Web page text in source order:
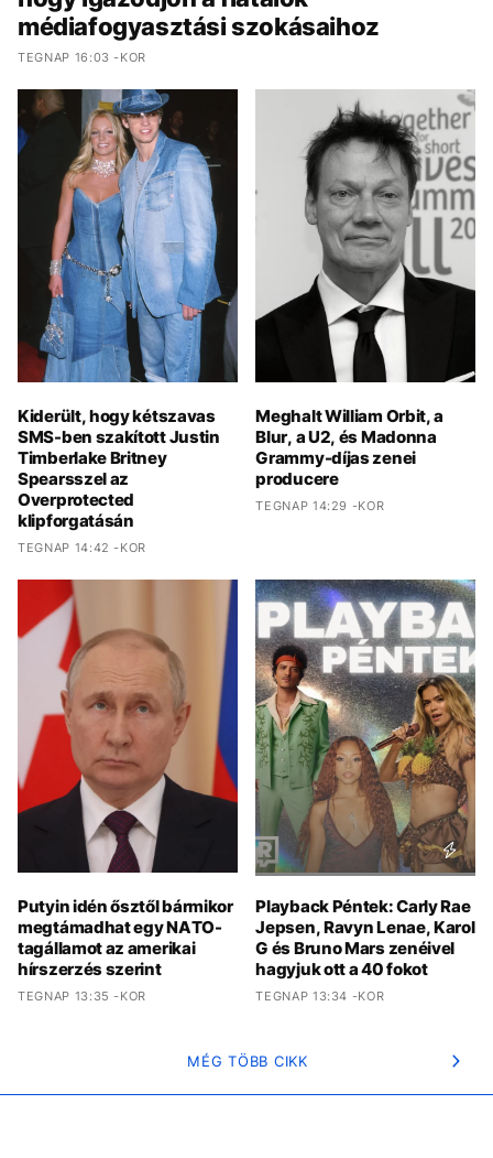
médiafogyasztási szokásaihoz
TEGNAP 16:03 -KOR
Kiderült, hogy kétszavas
SMS-ben szakított Justin
Timberlake Britney
Spearsszel az
Overprotected
klipforgatásán
TEGNAP 14:42 -KOR
Meghalt William Orbit, a
Blur, a U2, és Madonna
Grammy-díjas zenei
producere
TEGNAP 14:29 -KOR
Putyin idén ősztől bármikor
megtámadhat egy NATO-
tagállamot az amerikai
hírszerzés szerint
TEGNAP 13:35 -KOR
Playback Péntek: Carly Rae
Jepsen, Ravyn Lenae, Karol
G és Bruno Mars zenéivel
hagyjuk ott a 40 fokot
TEGNAP 13:34 -KOR
MÉG TÖBB CIKK